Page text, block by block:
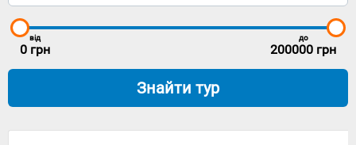
від
0 грн
до
200000 грн
Знайти тур